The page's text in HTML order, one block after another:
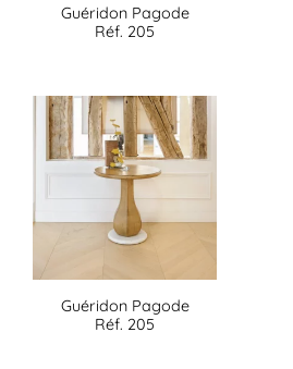
Guéridon Pagode
Réf. 205
Guéridon Pagode
Réf. 205